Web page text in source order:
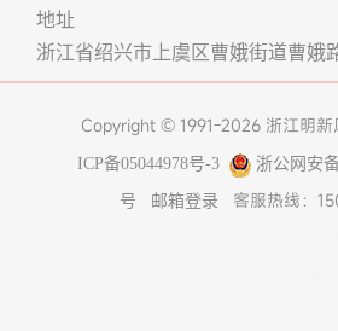
地址
浙江省绍兴市上虞区曹娥街道曹娥
Copyright © 1991-2026 浙江明新
ICP备05044978号-3 浙公网安
号 邮箱登录
客服热线：